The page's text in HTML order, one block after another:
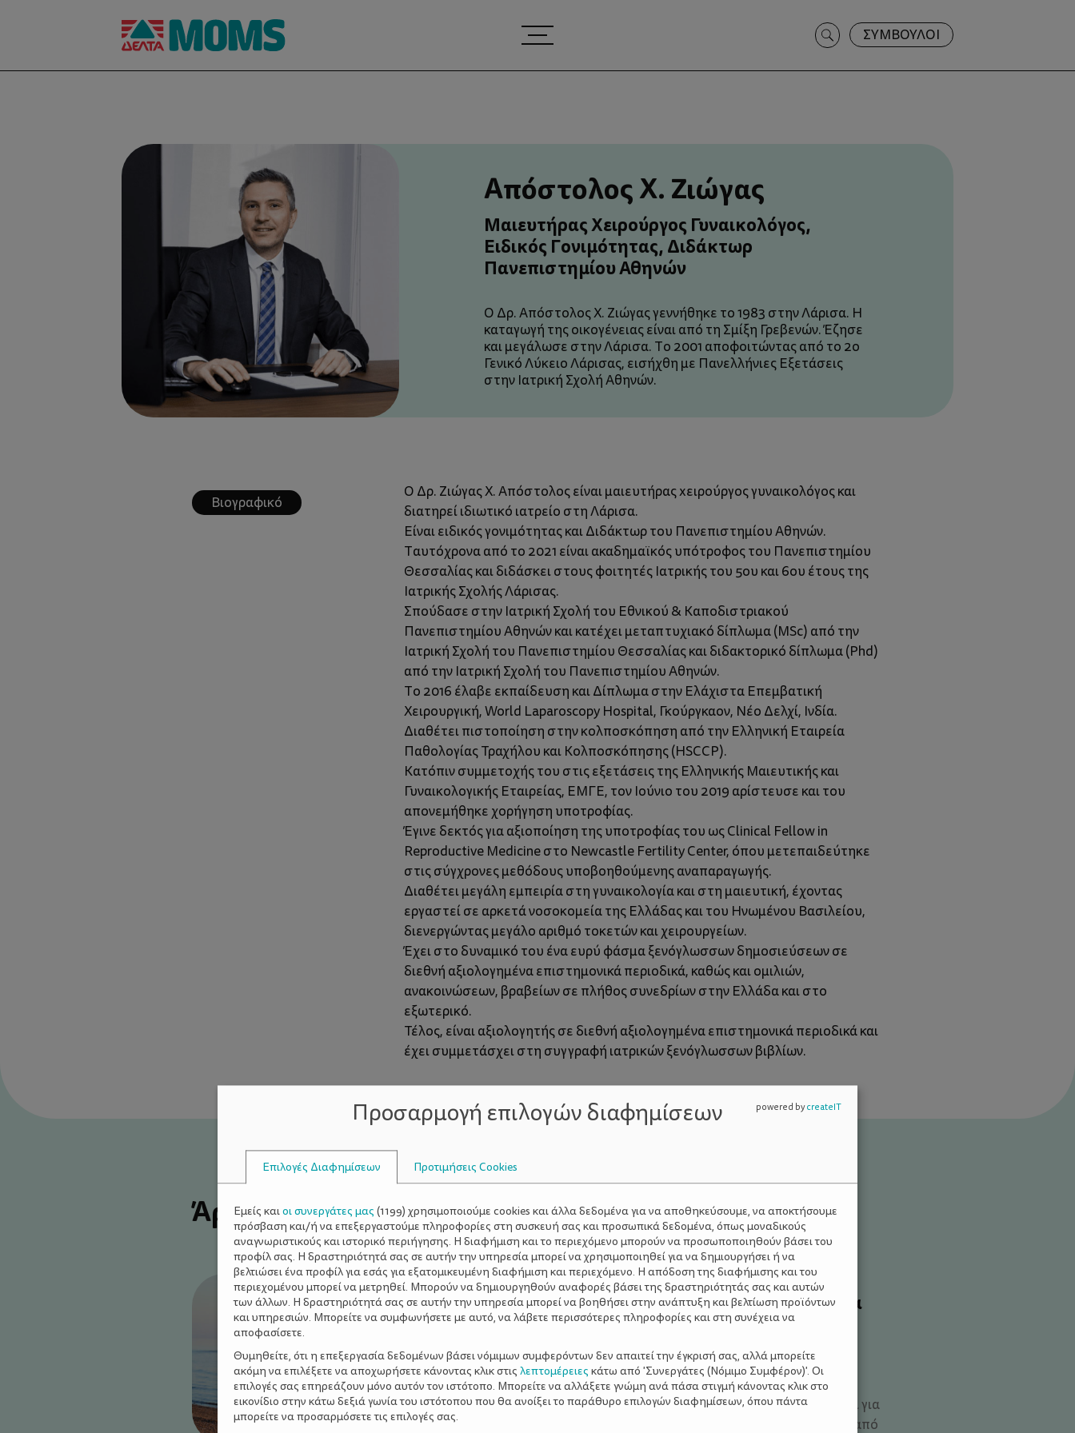
Search
for:
ΣΥΜΒΟΥΛΟΙ
Απόστολος Χ. Ζιώγας
Μαιευτήρας Χειρούργος Γυναικολόγος,
Ειδικός Γονιμότητας, Διδάκτωρ
Πανεπιστημίου Αθηνών
O Δρ. Απόστολος Χ. Ζιώγας γεννήθηκε το 1983 στην Λάρισα. Η
καταγωγή της οικογένειας είναι από τη Σμίξη Γρεβενών. Έζησε
και μεγάλωσε στην Λάρισα. Το 2001 αποφοιτώντας από το 2ο
Γενικό Λύκειο Λάρισας, εισήχθη με Πανελλήνιες Εξετάσεις
στην Ιατρική Σχολή Αθηνών.
Βιογραφικό
Ο Δρ. Ζιώγας Χ. Απόστολος είναι μαιευτήρας xειρούργος γυναικολόγος και
διατηρεί ιδιωτικό ιατρείο στη Λάρισα.
Είναι ειδικός γονιμότητας και Διδάκτωρ του Πανεπιστημίου Αθηνών.
Ταυτόχρονα από το 2021 είναι ακαδημαϊκός υπότροφος του Πανεπιστημίου
Θεσσαλίας και διδάσκει στους φοιτητές Ιατρικής του 5ου και 6ου έτους της
Ιατρικής Σχολής Λάρισας.
Σπούδασε στην Ιατρική Σχολή του Εθνικού & Καποδιστριακού
Πανεπιστημίου Αθηνών και κατέχει μεταπτυχιακό δίπλωμα (MSc) από την
Ιατρική Σχολή του Πανεπιστημίου Θεσσαλίας και διδακτορικό δίπλωμα (Phd)
από την Ιατρική Σχολή του Πανεπιστημίου Αθηνών.
Το 2016 έλαβε εκπαίδευση και Δίπλωμα στην Ελάχιστα Επεμβατική
Χειρουργική, World Laparoscopy Hospital, Γκούργκαον, Νέο Δελχί, Ινδία.
Διαθέτει πιστοποίηση στην κολποσκόπηση από την Ελληνική Εταιρεία
Παθολογίας Τραχήλου και Κολποσκόπησης (HSCCP).
Κατόπιν συμμετοχής του στις εξετάσεις της Ελληνικής Μαιευτικής και
Γυναικολογικής Εταιρείας, ΕΜΓΕ, τον Ιούνιο του 2019 αρίστευσε και του
απονεμήθηκε χορήγηση υποτροφίας.
Έγινε δεκτός για αξιοποίηση της υποτροφίας του ως Clinical Fellow in
Reproductive Medicine στο Newcastle Fertility Center, όπου μετεπαιδεύτηκε
στις σύγχρονες μεθόδους υποβοηθούμενης αναπαραγωγής.
Διαθέτει μεγάλη εμπειρία στη γυναικολογία και στη μαιευτική, έχοντας
εργαστεί σε αρκετά νοσοκομεία της Ελλάδας και του Ηνωμένου Βασιλείου,
διενεργώντας μεγάλο αριθμό τοκετών και χειρουργείων.
Έχει στο δυναμικό του ένα ευρύ φάσμα ξενόγλωσσων δημοσιεύσεων σε
διεθνή αξιολογημένα επιστημονικά περιοδικά, καθώς και ομιλιών,
ανακοινώσεων, βραβείων σε πλήθος συνεδρίων στην Ελλάδα και στο
εξωτερικό.
Τέλος, είναι αξιολογητής σε διεθνή αξιολογημένα επιστημονικά περιοδικά και
έχει συμμετάσχει στη συγγραφή ιατρικών ξενόγλωσσων βιβλίων.
Άρθρα του Απόστολος Χ. Ζιώγας
Εγκυμοσύνη και παραλία: τι πρέπει να
προσέχετε για να είστε ασφαλείς.
Το καλοκαίρι και η παραλία είναι δύο άρρηκτα
συνδεδεμένες έννοιες στην Ελλάδα. Είτε πρόκειται για
ηλιοθεραπεία, κολύμβηση ή απλή χαλάρωση κάτω από
Προσαρμογή επιλογών διαφημίσεων
Επιλογές Διαφημίσεων Προτιμήσεις Cookies
Εμείς καιοι συνεργάτες μας (1199) χρησιμοποιούμε cookies και άλλα δεδομένα για να αποθηκεύσουμε, να αποκτήσουμε
πρόσβαση και/ή να επεξεργαστούμε πληροφορίες στη συσκευή σας και προσωπικά δεδομένα, όπως μοναδικούς
αναγνωριστικούς και ιστορικό περιήγησης. Η διαφήμιση και το περιεχόμενο μπορούν να προσωποποιηθούν βάσει του
προφίλ σας. Η δραστηριότητά σας σε αυτήν την υπηρεσία μπορεί να χρησιμοποιηθεί για να δημιουργήσει ή να
βελτιώσει ένα προφίλ για εσάς για εξατομικευμένη διαφήμιση και περιεχόμενο. Η απόδοση της διαφήμισης και του
περιεχομένου μπορεί να μετρηθεί. Μπορούν να δημιουργηθούν αναφορές βάσει της δραστηριότητάς σας και αυτών
των άλλων. Η δραστηριότητά σας σε αυτήν την υπηρεσία μπορεί να βοηθήσει στην ανάπτυξη και βελτίωση προϊόντων
και υπηρεσιών. Μπορείτε να συμφωνήσετε με αυτό, να λάβετε περισσότερες πληροφορίες και στη συνέχεια να
αποφασίσετε.
Θυμηθείτε, ότι η επεξεργασία δεδομένων βάσει νόμιμων συμφερόντων δεν απαιτεί την έγκρισή σας, αλλά μπορείτε
ακόμη να επιλέξετε να αποχωρήσετε κάνοντας κλικ στις λεπτομέρειες κάτω από 'Συνεργάτες (Νόμιμο Συμφέρον)'. Οι
επιλογές σας επηρεάζουν μόνο αυτόν τον ιστότοπο. Μπορείτε να αλλάξετε γνώμη ανά πάσα στιγμή κάνοντας κλικ στο
εικονίδιο στην κάτω δεξιά γωνία του ιστότοπου που θα ανοίξει το παράθυρο επιλογών διαφημίσεων, όπου πάντα
μπορείτε να προσαρμόσετε τις επιλογές σας.
powered bycreateIT